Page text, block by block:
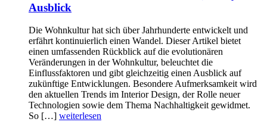
Ausblick
Die Wohnkultur hat sich über Jahrhunderte entwickelt und
erfährt kontinuierlich einen Wandel. Dieser Artikel bietet
einen umfassenden Rückblick auf die evolutionären
Veränderungen in der Wohnkultur, beleuchtet die
Einflussfaktoren und gibt gleichzeitig einen Ausblick auf
zukünftige Entwicklungen. Besondere Aufmerksamkeit wird
den aktuellen Trends im Interior Design, der Rolle neuer
Technologien sowie dem Thema Nachhaltigkeit gewidmet.
So […] weiterlesen